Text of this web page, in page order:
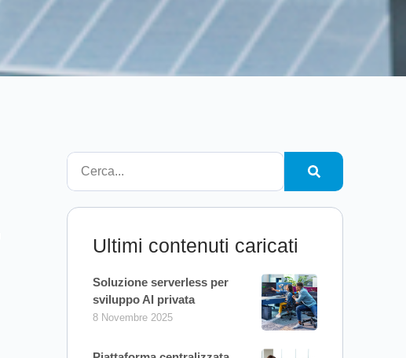
Ultimi contenuti caricati
Soluzione serverless per
sviluppo AI privata
8 Novembre 2025